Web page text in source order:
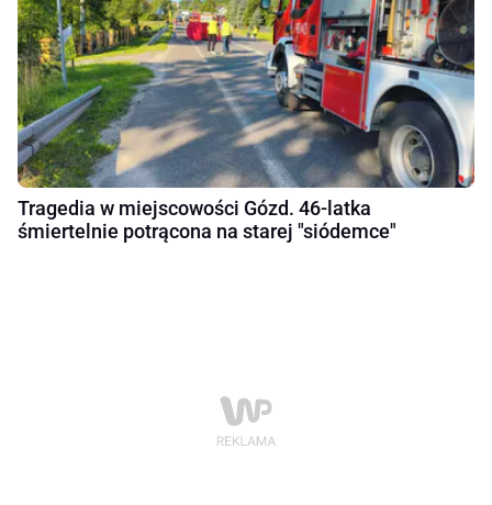
Tragedia w miejscowości Gózd. 46-latka
śmiertelnie potrącona na starej "siódemce"